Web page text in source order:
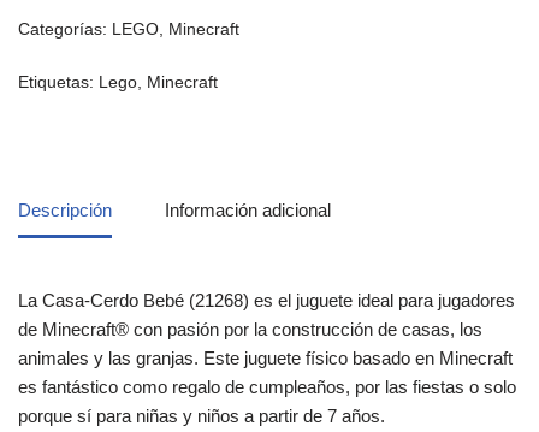
Categorías: LEGO Minecraft
Etiquetas: Lego Minecraft
Descripción Información adicional
La Casa-Cerdo Bebé (21268) es el juguete ideal para jugadores
de Minecraft® con pasión por la construcción de casas, los
animales y las granjas. Este juguete físico basado en Minecraft
es fantástico como regalo de cumpleaños, por las fiestas o solo
porque sí para niñas y niños a partir de 7 años.